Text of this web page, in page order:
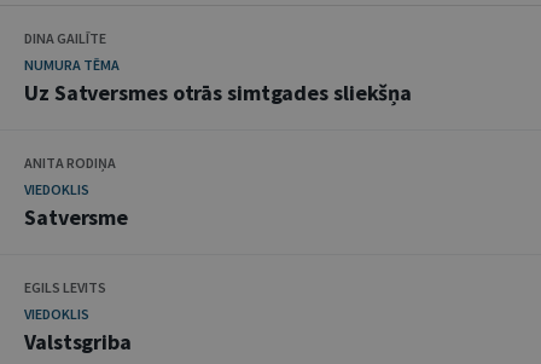
DINA GAILĪTE
NUMURA TĒMA
Uz Satversmes otrās simtgades sliekšņa
ANITA RODIŅA
VIEDOKLIS
Satversme
EGILS LEVITS
VIEDOKLIS
Valstsgriba